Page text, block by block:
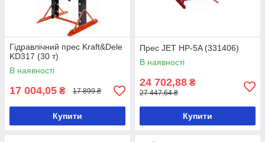
Гідравлічний прес Kraft&Dele
KD317 (30 т)
В наявності
17 004,05 ₴ 17 899 ₴
Купити
Прес JET HP-5A (331406)
В наявності
24 702,88 ₴
27 447,64 ₴
Купити